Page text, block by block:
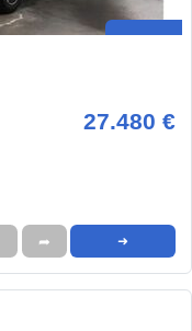
27.480 €
➦ ➜